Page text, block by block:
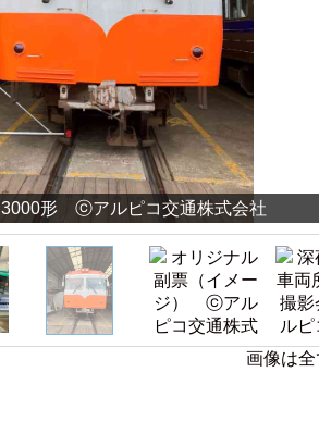
形 ⓒアルピコ交通株式会社
画像は